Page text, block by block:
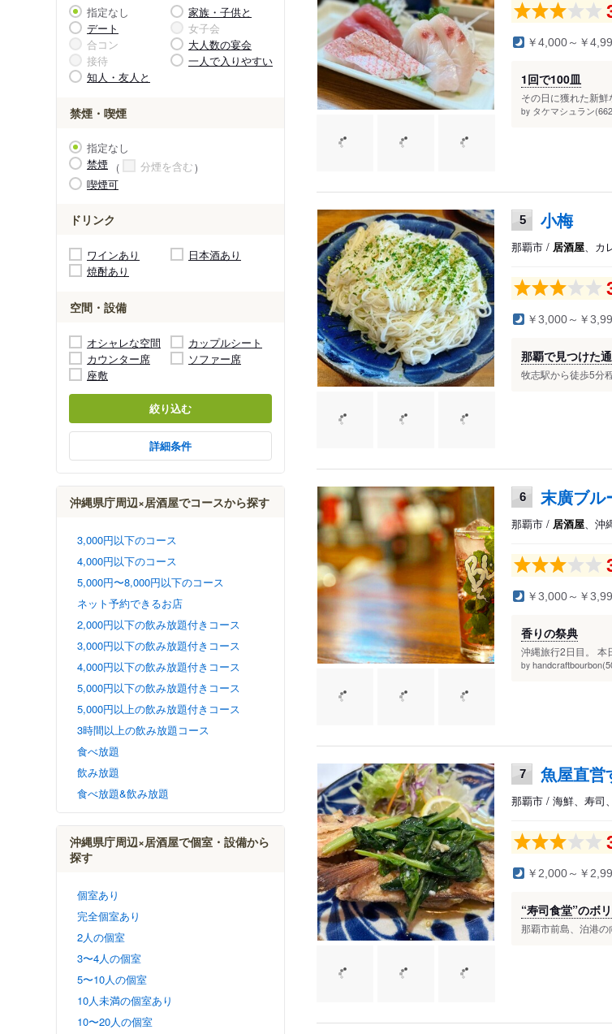
指定なし
家族・子供と
デート
女子会
合コン
大人数の宴会
接待
一人で入りやすい
知人・友人と
禁煙・喫煙
指定なし
禁煙
分煙を含む
喫煙可
ドリンク
ワインあり
日本酒あり
焼酎あり
空間・設備
オシャレな空間
カップルシート
カウンター席
ソファー席
座敷
絞り込む
詳細条件
沖縄県庁周辺×居酒屋でコースから探す
3,000円以下のコース
4,000円以下のコース
5,000円〜8,000円以下のコース
ネット予約できるお店
2,000円以下の飲み放題付きコース
3,000円以下の飲み放題付きコース
4,000円以下の飲み放題付きコース
5,000円以下の飲み放題付きコース
5,000円以上の飲み放題付きコース
3時間以上の飲み放題コース
食べ放題
飲み放題
食べ放題&飲み放題
沖縄県庁周辺×居酒屋で個室・設備から
探す
個室あり
完全個室あり
2人の個室
3〜4人の個室
5〜10人の個室
10人未満の個室あり
10〜20人の個室
￥4,000～￥
1回で100皿
その日に獲れた新
by タケマシュラン
5 小梅
那覇市 / 居酒屋、カ
￥3,000～￥
那覇で見つけた
牧志駅から徒歩5分
6 末廣ブル
那覇市 / 居酒屋、沖
￥3,000～￥
香りの祭典
沖縄旅行2日目。 本
by
7 魚屋直営
那覇市 / 海鮮、寿司、
￥2,000～￥
“寿司食堂”のボ
那覇市前島、泊港の